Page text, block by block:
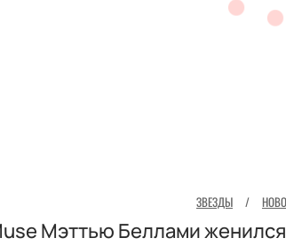
ЗВЕЗДЫ /
Мэттью Беллами